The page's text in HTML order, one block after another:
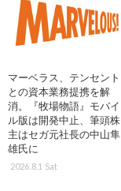
マーベラス、テンセント
との資本業務提携を解
消。『牧場物語』モバイ
ル版は開発中止、筆頭株
主はセガ元社長の中山隼
雄氏に
2026.8.1 Sat